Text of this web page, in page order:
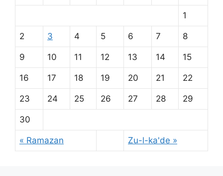
« Ramazan Zu-l-ka'de »
1
2 3 4 5 6 7 8
9 10 11 12 13 14 15
16 17 18 19 20 21 22
23 24 25 26 27 28 29
30